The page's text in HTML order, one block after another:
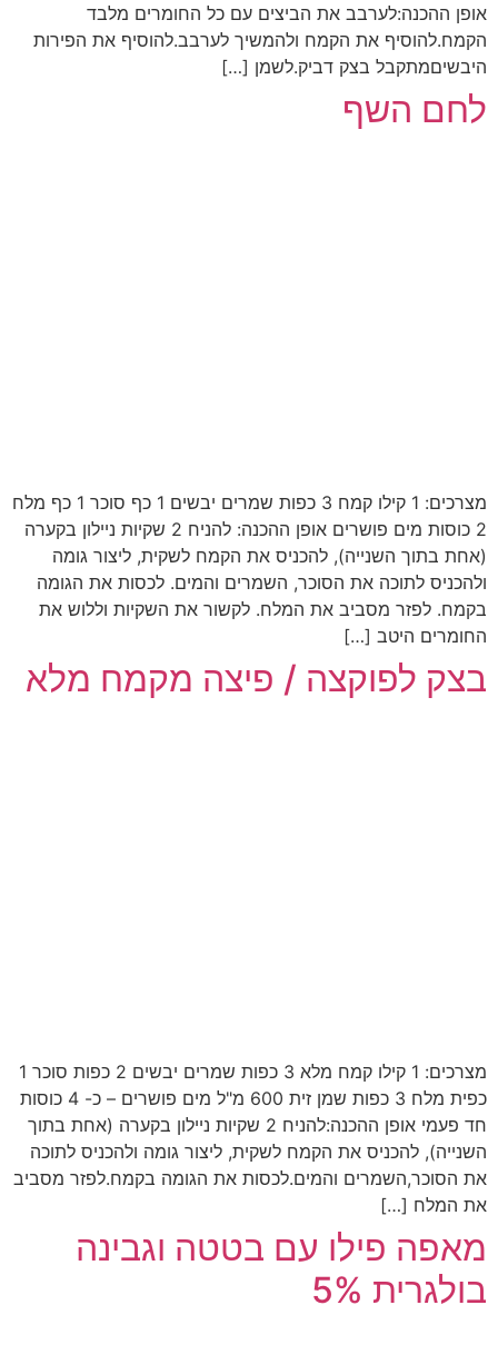
אופן ההכנה:לערבב את הביצים עם כל החומרים מלבד
הקמח.להוסיף את הקמח ולהמשיך לערבב.להוסיף את הפירות
היבשיםמתקבל בצק דביק.לשמן […]
לחם השף
מצרכים: 1 קילו קמח 3 כפות שמרים יבשים 1 כף סוכר 1 כף מלח
2 כוסות מים פושרים אופן ההכנה: להניח 2 שקיות ניילון בקערה
(אחת בתוך השנייה), להכניס את הקמח לשקית, ליצור גומה
ולהכניס לתוכה את הסוכר, השמרים והמים. לכסות את הגומה
בקמח. לפזר מסביב את המלח. לקשור את השקיות וללוש את
החומרים היטב […]
בצק לפוקצה / פיצה מקמח מלא
מצרכים: 1 קילו קמח מלא 3 כפות שמרים יבשים 2 כפות סוכר 1
כפית מלח 3 כפות שמן זית 600 מ"ל מים פושרים – כ- 4 כוסות
חד פעמי אופן ההכנה:להניח 2 שקיות ניילון בקערה (אחת בתוך
השנייה), להכניס את הקמח לשקית, ליצור גומה ולהכניס לתוכה
את הסוכר,השמרים והמים.לכסות את הגומה בקמח.לפזר מסביב
את המלח […]
מאפה פילו עם בטטה וגבינה
בולגרית 5%